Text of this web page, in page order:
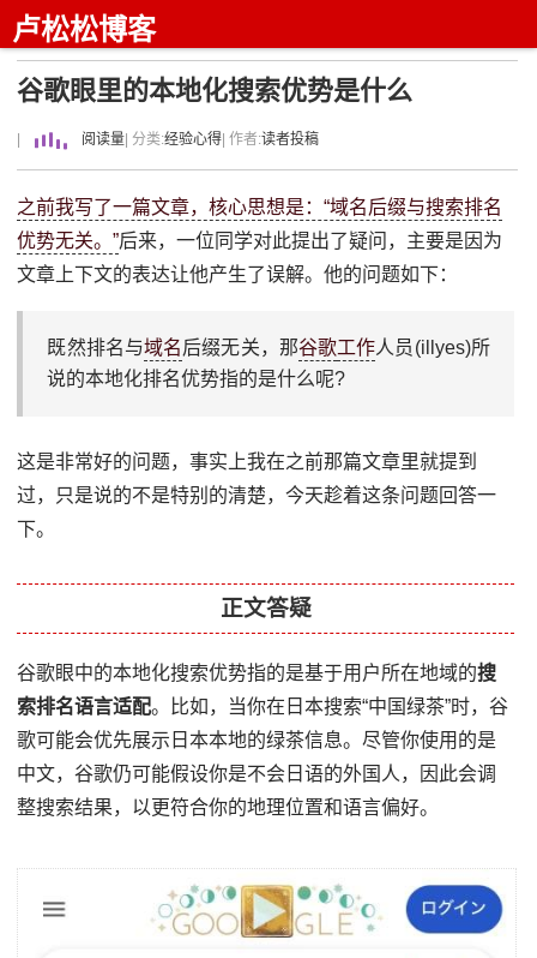
卢松松博客
谷歌眼里的本地化搜索优势是什么
阅读量 | 分类:经验心得 | 作者:读者投稿
之前我写了一篇文章，核心思想是：“域名后缀与搜索排名
优势无关。”后来，一位同学对此提出了疑问，主要是因为
文章上下文的表达让他产生了误解。他的问题如下：
既然排名与域名后缀无关，那谷歌工作人员(illyes)所
说的本地化排名优势指的是什么呢?
这是非常好的问题，事实上我在之前那篇文章里就提到
过，只是说的不是特别的清楚，今天趁着这条问题回答一
下。
正文答疑
谷歌眼中的本地化搜索优势指的是基于用户所在地域的搜
索排名语言适配。比如，当你在日本搜索“中国绿茶”时，谷
歌可能会优先展示日本本地的绿茶信息。尽管你使用的是
中文，谷歌仍可能假设你是不会日语的外国人，因此会调
整搜索结果，以更符合你的地理位置和语言偏好。